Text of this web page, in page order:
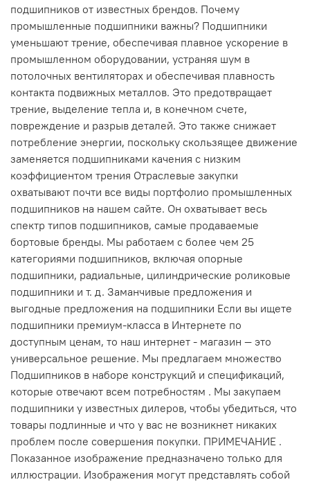
подшипников от известных брендов. Почему
промышленные подшипники важны? Подшипники
уменьшают трение, обеспечивая плавное ускорение в
промышленном оборудовании, устраняя шум в
потолочных вентиляторах и обеспечивая плавность
контакта подвижных металлов. Это предотвращает
трение, выделение тепла и, в конечном счете,
повреждение и разрыв деталей. Это также снижает
потребление энергии, поскольку скользящее движение
заменяется подшипниками качения с низким
коэффициентом трения Отраслевые закупки
охватывают почти все виды портфолио промышленных
подшипников на нашем сайте. Он охватывает весь
спектр типов подшипников, самые продаваемые
бортовые бренды. Мы работаем с более чем 25
категориями подшипников, включая опорные
подшипники, радиальные, цилиндрические роликовые
подшипники и т. д. Заманчивые предложения и
выгодные предложения на подшипники Если вы ищете
подшипники премиум-класса в Интернете по
доступным ценам, то наш интернет - магазин — это
универсальное решение. Мы предлагаем множество
Подшипников в наборе конструкций и спецификаций,
которые отвечают всем потребностям . Мы закупаем
подшипники у известных дилеров, чтобы убедиться, что
товары подлинные и что у вас не возникнет никаких
проблем после совершения покупки. ПРИМЕЧАНИЕ .
Показанное изображение предназначено только для
иллюстрации. Изображения могут представлять собой